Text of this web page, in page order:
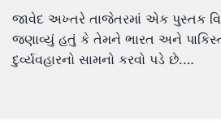
જાવેદ અખ્તરે તાજેતરમાં એક પુસ્તક
જણાવ્યું હતું કે તેમને ભારત અને
દુર્વ્યવહારનો સામનો કરવો પડે છે.…